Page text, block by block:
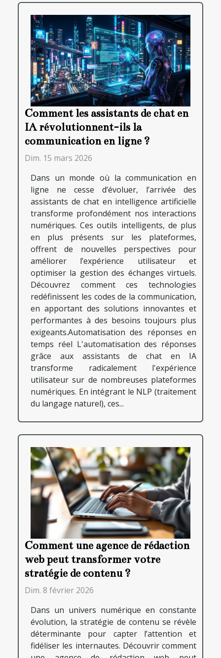
Comment les assistants de chat en
IA révolutionnent-ils la
communication en ligne ?
Dim. 15 mars 2026
Dans un monde où la communication en
ligne ne cesse d’évoluer, l’arrivée des
assistants de chat en intelligence artificielle
transforme profondément nos interactions
numériques. Ces outils intelligents, de plus
en plus présents sur les plateformes,
offrent de nouvelles perspectives pour
améliorer l’expérience utilisateur et
optimiser la gestion des échanges virtuels.
Découvrez comment ces technologies
redéfinissent les codes de la communication,
en apportant des solutions innovantes et
performantes à des besoins toujours plus
exigeants.Automatisation des réponses en
temps réel L'automatisation des réponses
grâce aux assistants de chat en IA
transforme radicalement l'expérience
utilisateur sur de nombreuses plateformes
numériques. En intégrant le NLP (traitement
du langage naturel), ces...
Comment une agence de rédaction
web peut transformer votre
stratégie de contenu ?
Dim. 8 février 2026
Dans un univers numérique en constante
évolution, la stratégie de contenu se révèle
déterminante pour capter l’attention et
fidéliser les internautes. Découvrir comment